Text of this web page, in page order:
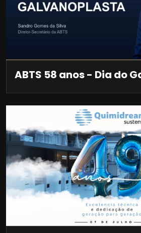
ABTS 58 anos - Dia do